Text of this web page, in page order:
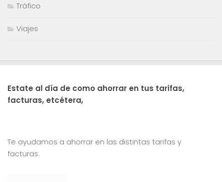
Tráfico
Viajes
Estate al día de como ahorrar en tus tarifas,
facturas, etcétera,
Te ayudamos a ahorrar en las distintas tarifas y
facturas.